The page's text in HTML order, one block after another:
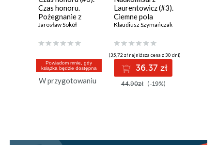
Czas honoru.
Pożegnanie z
Warszawą
Jarosław Sokół
Powiadom mnie, gdy
książka będzie dostępna
W przygotowaniu
Laurentowicz (#3).
Ciemne pola
Klaudiusz Szymańczak
(35,72 zł najniższa cena z 30 dni)
36.37 zł
44.90zł (-19%)